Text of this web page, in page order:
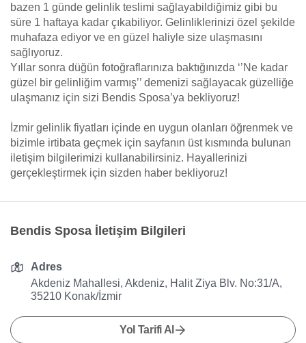
bazen 1 günde gelinlik teslimi sağlayabildiğimiz gibi bu
süre 1 haftaya kadar çıkabiliyor. Gelinliklerinizi özel şekilde
muhafaza ediyor ve en güzel haliyle size ulaşmasını
sağlıyoruz.
Yıllar sonra düğün fotoğraflarınıza baktığınızda ‘’Ne kadar
güzel bir gelinliğim varmış’’ demenizi sağlayacak güzelliğe
ulaşmanız için sizi Bendis Sposa’ya bekliyoruz!
İzmir gelinlik fiyatları içinde en uygun olanları öğrenmek ve
bizimle irtibata geçmek için sayfanın üst kısmında bulunan
iletişim bilgilerimizi kullanabilirsiniz. Hayallerinizi
gerçekleştirmek için sizden haber bekliyoruz!
Bendis Sposa İletişim Bilgileri
Adres
Akdeniz Mahallesi, Akdeniz, Halit Ziya Blv. No:31/A,
35210 Konak/İzmir
Yol Tarifi Al